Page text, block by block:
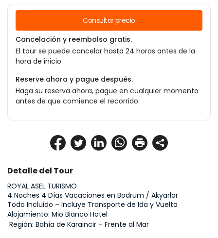
Detalle del Tour
ROYAL ASEL TURISMO
4 Noches 4 Días Vacaciones en Bodrum / Akyarlar
Todo Incluido – Incluye Transporte de Ida y Vuelta
Alojamiento: Mio Bianco Hotel
Región: Bahía de Karaincir – Frente al Mar
Consultar precio
Cancelación y reembolso gratis.
El tour se puede cancelar hasta 24 horas antes de la
hora de inicio.
Reserve ahora y pague después.
Haga su reserva ahora, pague en cualquier momento
antes de que comience el recorrido.